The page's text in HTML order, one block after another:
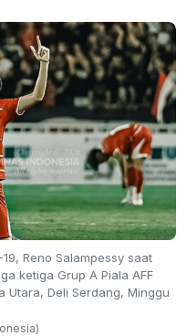
Reno Salampessy saat
ketiga Grup A Piala AFF
Utara, Deli Serdang, Minggu